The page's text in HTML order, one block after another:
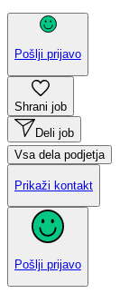
Pošlji prijavo
Shrani job
Deli job
Vsa dela podjetja
Prikaži kontakt
Pošlji prijavo